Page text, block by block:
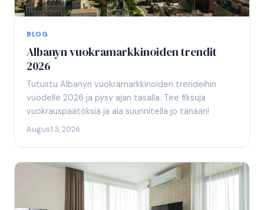
BLOG
Albanyn vuokramarkkinoiden trendit
2026
Tutustu Albanyn vuokramarkkinoiden trendeihin
vuodelle 2026 ja pysy ajan tasalla. Tee fiksuja
vuokrauspäätöksiä ja ala suunnitella jo tänään!
August 3, 2026